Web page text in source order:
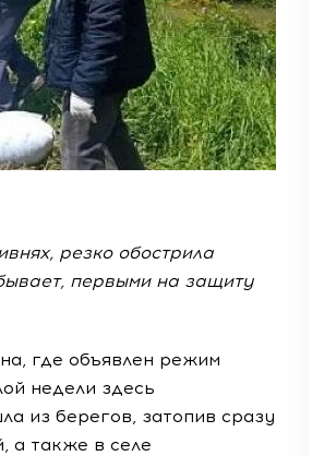
резко обострила
первыми на защиту
где объявлен режим
недели здесь
из берегов, затопив сразу
а также в селе